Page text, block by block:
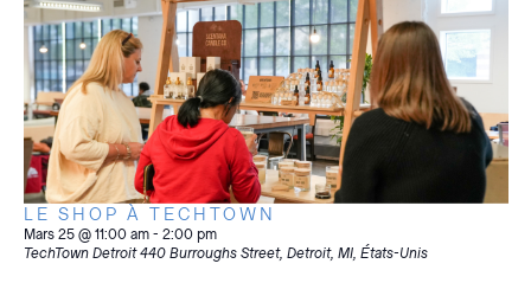
LE SHOP À TECHTOWN
Mars 25 @ 11:00 am- 2:00 pm
TechTown Detroit 440 Burroughs Street, Detroit, MI, États-Unis